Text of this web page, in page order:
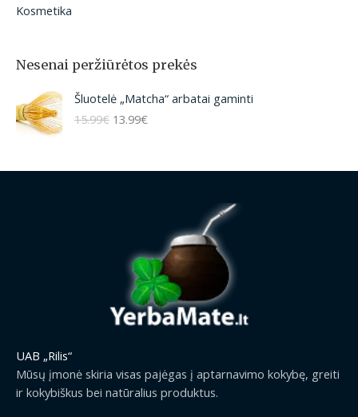
Kosmetika
Nesenai peržiūrėtos prekės
Šluotelė „Matcha“ arbatai gaminti
15.99€
O
r
n
w
a
1
5
13.99€
C
u
r
n
c
e
i
s
:
.
9
UAB „Rilis“
Mūsų įmonė skiria visas pajėgas į aptarnavimo kokybę, greiti
ir kokybiškus bei natūralius produktus.